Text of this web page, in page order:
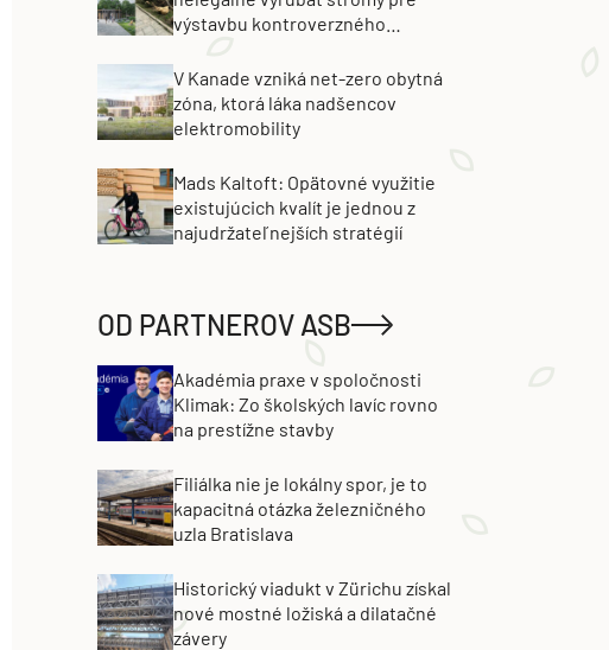
výstavbu kontroverzného
popiera
V Kanade vzniká net-zero obytná
zóna, ktorá láka nadšencov
elektromobility
Mads Kaltoft: Opätovné využitie
existujúcich kvalít je jednou z
najudržateľnejších stratégií
OD PARTNEROV ASB
Akadémia praxe v spoločnosti
Klimak: Zo školských lavíc rovno
na prestížne stavby
Filiálka nie je lokálny spor, je to
kapacitná otázka železničného
uzla Bratislava
Historický viadukt v Zürichu získal
nové mostné ložiská a dilatačné
závery